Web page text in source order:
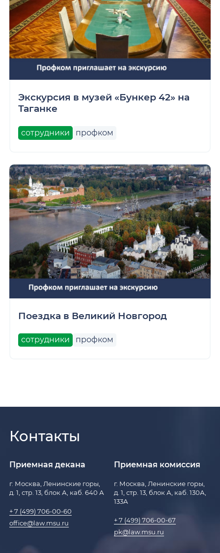
Экскурсия в музей «Бункер 42» на
Таганке
сотрудники профком
Поездка в Великий Новгород
сотрудники профком
Контакты
Приемная декана
г. Москва, Ленинские горы,
д. 1, стр. 13, блок А, каб. 640 А
+ 7 (499) 706-00-60
office@law.msu.ru
Приемная комиссия
г. Москва, Ленинские горы,
д. 1, стр. 13, блок А, каб. 130А,
133А
+ 7 (499) 706-00-67
pk@law.msu.ru